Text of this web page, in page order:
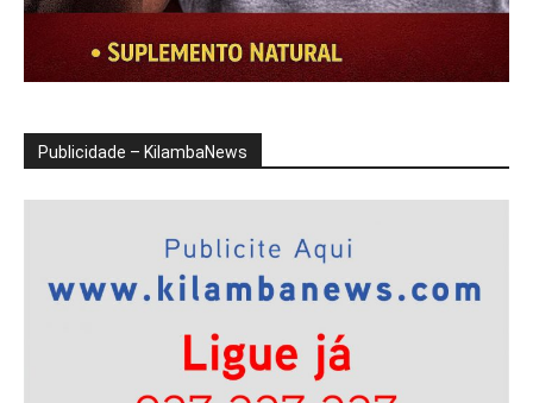
Publicidade – KilambaNews